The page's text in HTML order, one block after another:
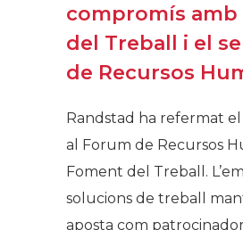
compromís amb
del Treball i el
de Recursos
Randstad ha refermat
al Forum de Recursos
Foment del Treball.
solucions de treball
aposta com